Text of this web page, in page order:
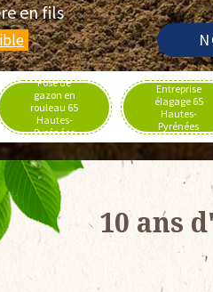
en fils
Pose de
gazon en
rouleau 65
Hautes-
Pyrénées
Entreprise
élagage 65
Hautes-
Pyrénées
10 ans